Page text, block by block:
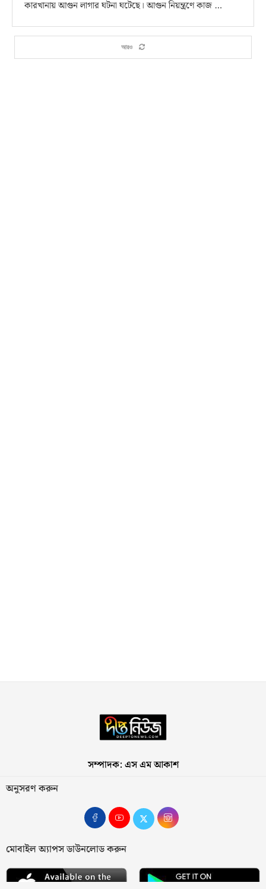
কারখানায় আগুন লাগার ঘটনা ঘটেছে। আগুন নিয়ন্ত্রণে কাজ …
আরও
সম্পাদক: এস এম আকাশ
অনুসরণ করুন
মোবাইল অ্যাপস ডাউনলোড করুন